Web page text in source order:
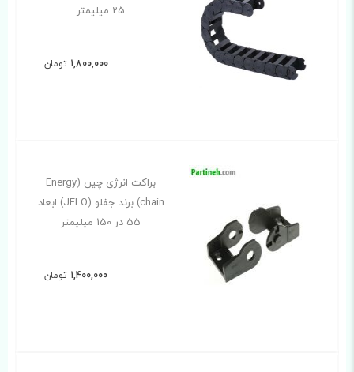
25 میلیمتر
1,800,000 تومان
براکت انرژی چین (Energy
chain) برند جفلو (JFLO) ابعاد
55 در 150 میلیمتر
1,400,000 تومان